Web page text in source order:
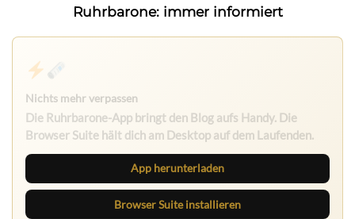
Ruhrbarone: immer informiert
Nichts mehr verpassen
Die Ruhrbarone-App bringt den Blog aufs Handy. Die
Browser Suite hält dich am Desktop auf dem Laufenden.
App herunterladen
Browser Suite installieren